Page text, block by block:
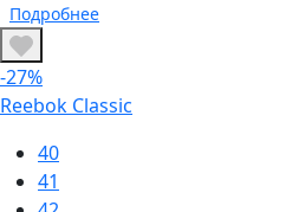
Подробнее
-27%
Reebok Classic
40
41